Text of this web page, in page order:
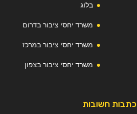
בלוג
משרד יחסי ציבור בדרום
משרד יחסי ציבור במרכז
משרד יחסי ציבור בצפון
כתבות חשובות